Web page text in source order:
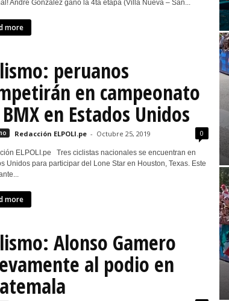
André González ganó la 4ta etapa (Villa Nueva – San...
more
peruanos
en campeonato
en Estados Unidos
Redacción ELPOLI.pe - Octubre 25, 2019 0
ELPOLI.pe Tres ciclistas nacionales se encuentran en
Unidos para participar del Lone Star en Houston, Texas. Este
more
Alonso Gamero
al podio en